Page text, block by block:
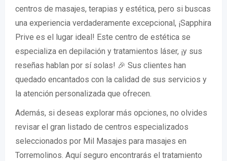
centros de masajes, terapias y estética, pero si buscas
una experiencia verdaderamente excepcional, ¡Sapphira
Prive es el lugar ideal! Este centro de estética se
especializa en depilación y tratamientos láser, ¡y sus
reseñas hablan por sí solas! 🎉 Sus clientes han
quedado encantados con la calidad de sus servicios y
la atención personalizada que ofrecen.
Además, si deseas explorar más opciones, no olvides
revisar el gran listado de centros especializados
seleccionados por Mil Masajes para masajes en
Torremolinos. Aquí seguro encontrarás el tratamiento